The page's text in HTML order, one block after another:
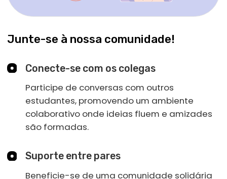
Deixe uma solicitação e nós entraremos
em contato com você a respeito da
Se você não encontrar um
meses após a conclusão do